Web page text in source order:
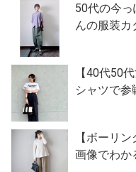
50代の今
んの服装カ
【40代50
シャツで参
【ボーリ
画像でわか